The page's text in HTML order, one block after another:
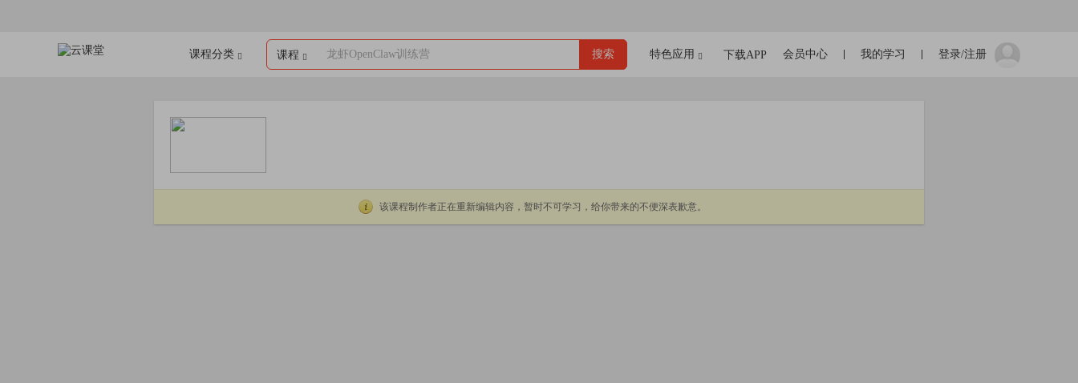
课程分类 课程 龙虾OpenClaw训练营 搜索 特色应用 下载APP 登录/注册
我的学习
会员中心
该课程制作者正在重新编辑内容，暂时不可学习，给你带来的不便深表歉意。